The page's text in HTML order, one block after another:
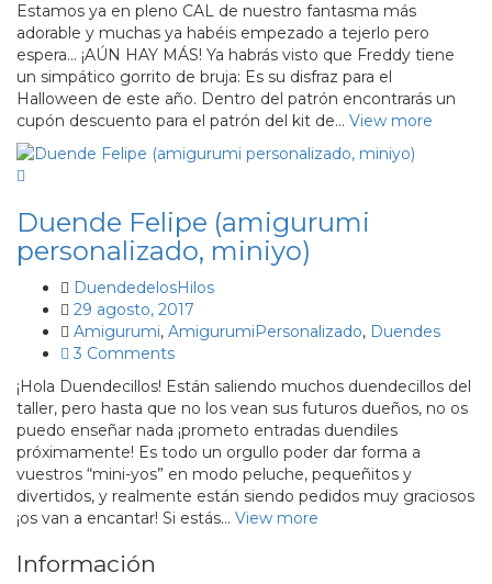
Estamos ya en pleno CAL de nuestro fantasma más
adorable y muchas ya habéis empezado a tejerlo pero
espera… ¡AÚN HAY MÁS! Ya habrás visto que Freddy tiene
un simpático gorrito de bruja: Es su disfraz para el
Halloween de este año. Dentro del patrón encontrarás un
cupón descuento para el patrón del kit de… View more
Duende Felipe (amigurumi
personalizado, miniyo)
DuendedelosHilos
29 agosto, 2017
Amigurumi, AmigurumiPersonalizado, Duendes
3 Comments
¡Hola Duendecillos! Están saliendo muchos duendecillos del
taller, pero hasta que no los vean sus futuros dueños, no os
puedo enseñar nada ¡prometo entradas duendiles
próximamente! Es todo un orgullo poder dar forma a
vuestros “mini-yos” en modo peluche, pequeñitos y
divertidos, y realmente están siendo pedidos muy graciosos
¡os van a encantar! Si estás… View more
Información